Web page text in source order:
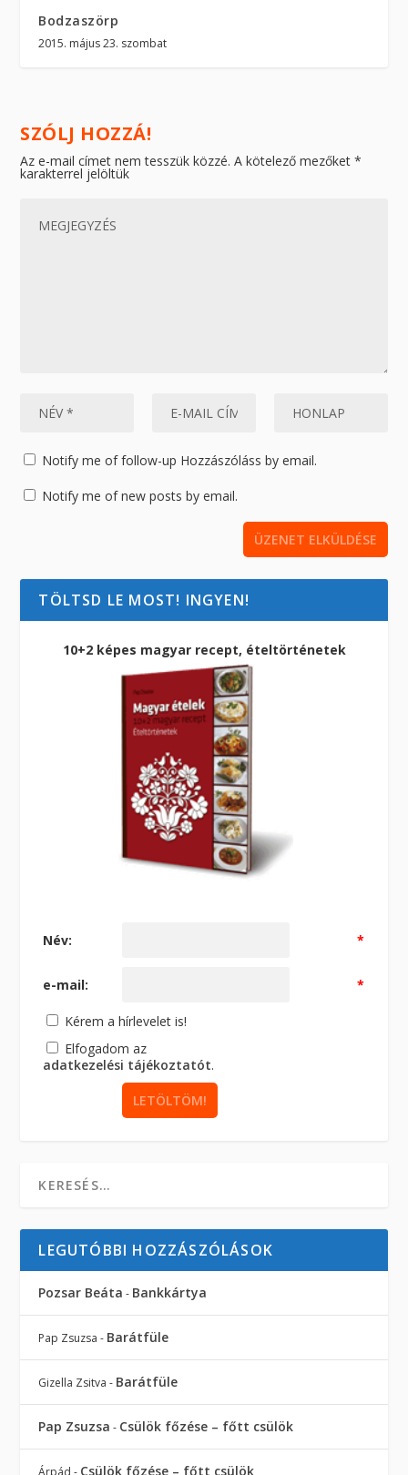
Bodzaszörp
2015. május 23. szombat
SZÓLJ HOZZÁ!
Az e-mail címet nem tesszük közzé. A kötelező mezőket*
karakterrel jelöltük
Notify me of follow-up Hozzászóláss by email.
Notify me of new posts by email.
TÖLTSD LE MOST! INGYEN!
10+2 képes magyar recept, ételtörténetek
Név: *
e-mail: *
Kérem a hírlevelet is!
Elfogadom az
adatkezelési tájékoztatót.
LEGUTÓBBI HOZZÁSZÓLÁSOK
Pozsar Beáta - Bankkártya
Pap Zsuzsa - Barátfüle
Gizella Zsitva - Barátfüle
Pap Zsuzsa - Csülök főzése – főtt csülök
Árpád - Csülök főzése – főtt csülök